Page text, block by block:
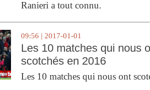
Ranieri a tout connu.
09:56 | 2017-01-01
Les 10 matches qui nous
scotchés en 2016
Les 10 matches qui nous ont